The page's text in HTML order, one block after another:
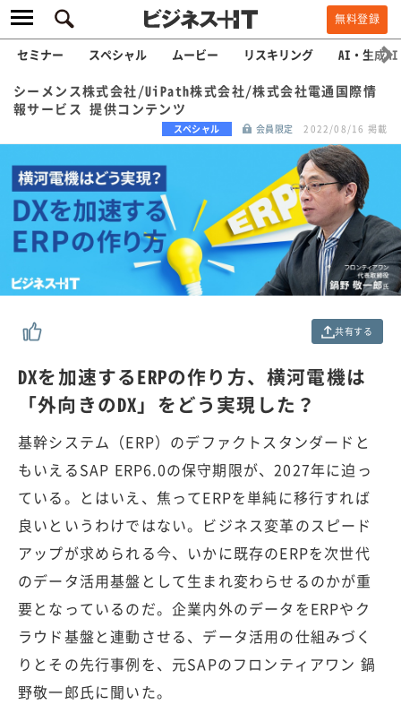
無料登録
セミナー スペシャル ムービー リスキリング AI・生成AI
シーメンス株式会社/UiPath株式会社/株式会社電通国際情
報サービス 提供コンテンツ
スペシャル 会員限定 2022/08/16 掲載
共有する
DXを加速するERPの作り方、横河電機は
「外向きのDX」をどう実現した？
基幹システム（ERP）のデファクトスタンダードと
もいえるSAP ERP6.0の保守期限が、2027年に迫っ
ている。とはいえ、焦ってERPを単純に移行すれば
良いというわけではない。ビジネス変革のスピード
アップが求められる今、いかに既存のERPを次世代
のデータ活用基盤として生まれ変わらせるのかが重
要となっているのだ。企業内外のデータをERPやク
ラウド基盤と連動させる、データ活用の仕組みづく
りとその先行事例を、元SAPのフロンティアワン 鍋
野敬一郎氏に聞いた。